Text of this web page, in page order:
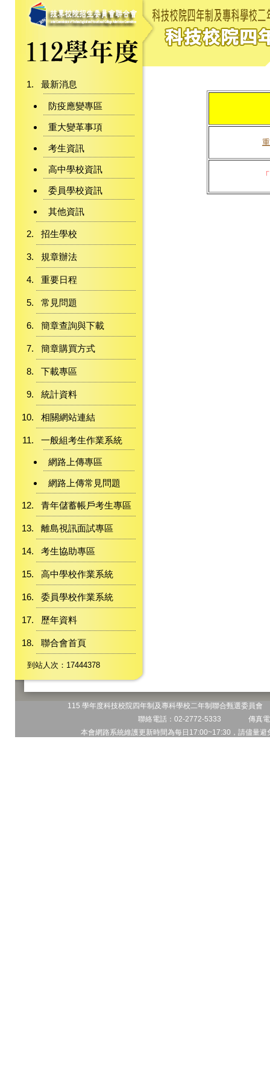
最新消息
防疫應變專區
重大變革事項
考生資訊
高中學校資訊
委員學校資訊
其他資訊
招生學校
規章辦法
重要日程
常見問題
簡章查詢與下載
簡章購買方式
下載專區
統計資料
相關網站連結
一般組考生作業系統
網路上傳專區
網路上傳常見問題
青年儲蓄帳戶考生專區
離島視訊面試專區
考生協助專區
高中學校作業系統
委員學校作業系統
歷年資料
聯合會首頁
到站人次：17444378
115 學年度科技校院四年制及專科學校二年制聯合甄選委員
聯絡電話：02-2772-5333 傳真
本會網路系統維護更新時間為每日17:00~17:30，請儘量